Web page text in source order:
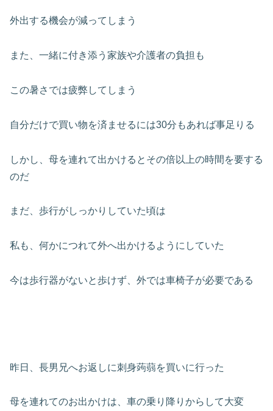
外出する機会が減ってしまう
また、一緒に付き添う家族や介護者の負担も
この暑さでは疲弊してしまう
自分だけで買い物を済ませるには30分もあれば事足りる
しかし、母を連れて出かけるとその倍以上の時間を要する
のだ
まだ、歩行がしっかりしていた頃は
私も、何かにつれて外へ出かけるようにしていた
今は歩行器がないと歩けず、外では車椅子が必要である
昨日、長男兄へお返しに刺身蒟蒻を買いに行った
母を連れてのお出かけは、車の乗り降りからして大変